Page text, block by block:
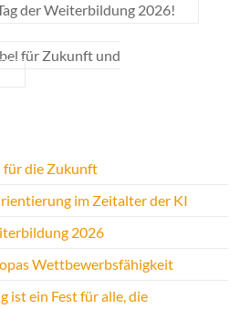
der Weiterbildung 2026!
für Zukunft und
für die Zukunft
im Zeitalter der KI
2026
Wettbewerbsfähigkeit
ist ein Fest für alle, die